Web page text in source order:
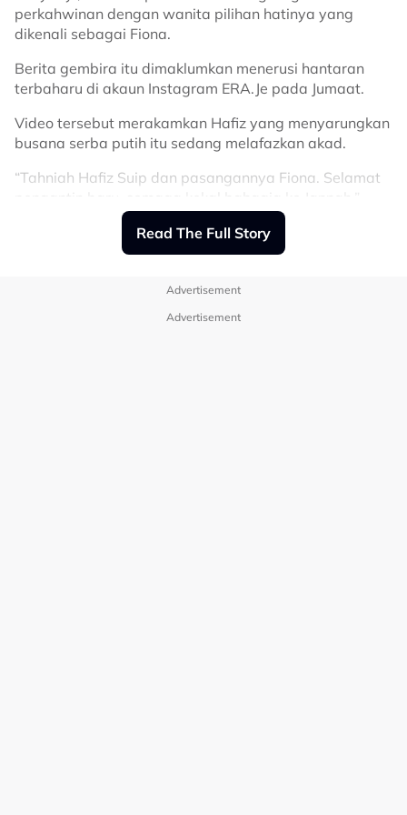
Sumber: Threads @malekrahman7
Related Topics
perkahwinan dengan wanita pilihan hatinya yang
dikenali sebagai Fiona.
Berita gembira itu dimaklumkan menerusi hantaran
terbaharu di akaun Instagram ERA.Je pada Jumaat.
Video tersebut merakamkan Hafiz yang menyarungkan
busana serba putih itu sedang melafazkan akad.
“Tahniah Hafiz Suip dan pasangannya Fiona. Selamat
maklum kapsyen tersebut.
Sementara itu, diruangan komen, rata-rata netizen
Read The Full Story
Advertisement
Advertisement